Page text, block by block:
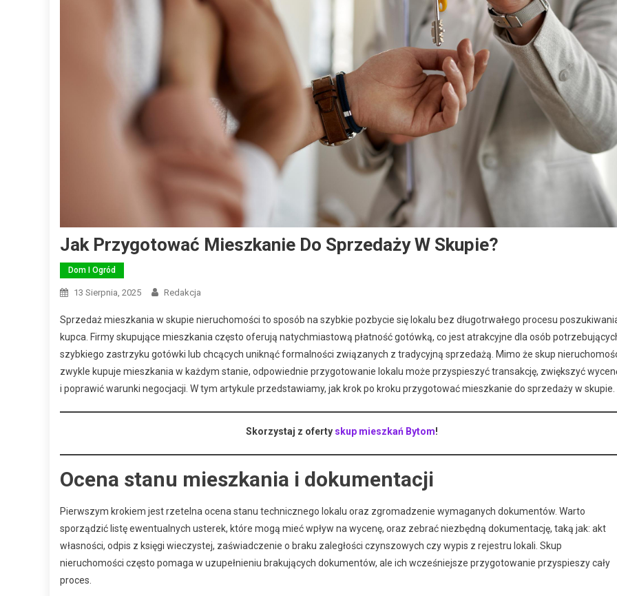
Jak Przygotować Mieszkanie Do Sprzedaży W Skupie?
Dom I Ogród
13 Sierpnia, 2025 Redakcja
Sprzedaż mieszkania w skupie nieruchomości to sposób na szybkie pozbycie się lokalu bez długotrwałego procesu
kupca. Firmy skupujące mieszkania często oferują natychmiastową płatność gotówką, co jest atrakcyjne dla osób
szybkiego zastrzyku gotówki lub chcących uniknąć formalności związanych z tradycyjną sprzedażą. Mimo że skup
zwykle kupuje mieszkania w każdym stanie, odpowiednie przygotowanie lokalu może przyspieszyć transakcję, zwiększyć
i poprawić warunki negocjacji. W tym artykule przedstawiamy, jak krok po kroku przygotować mieszkanie do sprzedaży w skupie.
Skorzystaj z oferty skup mieszkań Bytom!
Ocena stanu mieszkania i dokumentacji
Pierwszym krokiem jest rzetelna ocena stanu technicznego lokalu oraz zgromadzenie wymaganych dokumentów. Warto
sporządzić listę ewentualnych usterek, które mogą mieć wpływ na wycenę, oraz zebrać niezbędną dokumentację, taką jak: akt
własności, odpis z księgi wieczystej, zaświadczenie o braku zaległości czynszowych czy wypis z rejestru lokali. Skup
nieruchomości często pomaga w uzupełnieniu brakujących dokumentów, ale ich wcześniejsze przygotowanie przyspieszy cały
proces.